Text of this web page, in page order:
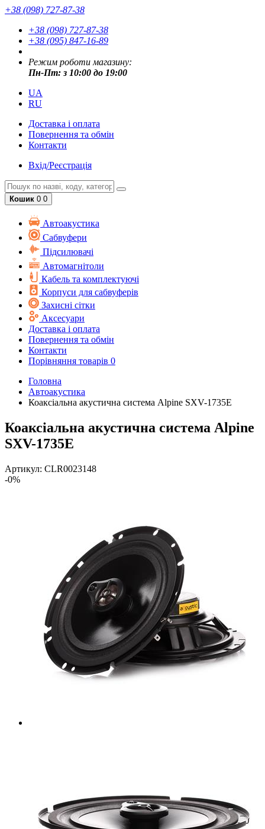
+38 (098) 727-87-38
+38 (098) 727-87-38
+38 (095) 847-16-89
Режим роботи магазину:
Пн-Пт: з 10:00 до 19:00
UA
RU
Доставка і оплата
Повернення та обмін
Контакти
Вхід/Реєстрація
Кошик 0 0
Автоакустика
Cабвуфери
Підсилювачі
Автомагнітоли
Кабель та комплектуючі
Корпуси для сабвуферів
Захисні сітки
Аксесуари
Доставка і оплата
Повернення та обмін
Контакти
Порівняння товарів 0
Головна
Автоакустика
Коаксіальна акустична система Alpine SXV-1735E
Коаксіальна акустична система Alpine
SXV-1735E
Артикул: CLR0023148
-0%